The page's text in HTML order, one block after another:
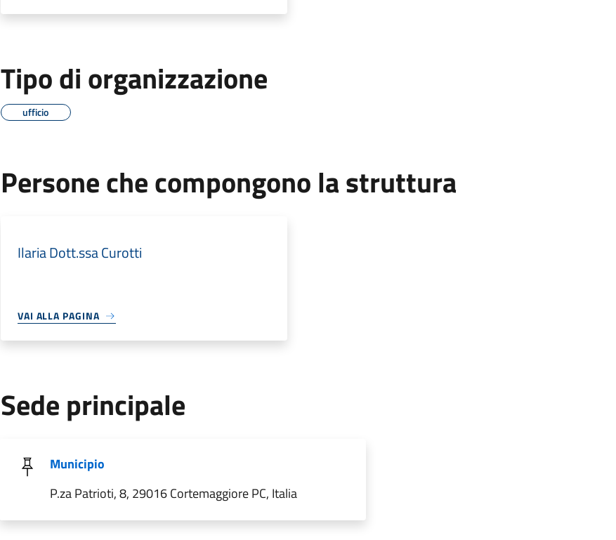
Tipo di organizzazione
ufficio
Persone che compongono la struttura
Ilaria Dott.ssa Curotti
VAI ALLA PAGINA
Sede principale
Municipio
P.za Patrioti, 8, 29016 Cortemaggiore PC, Italia